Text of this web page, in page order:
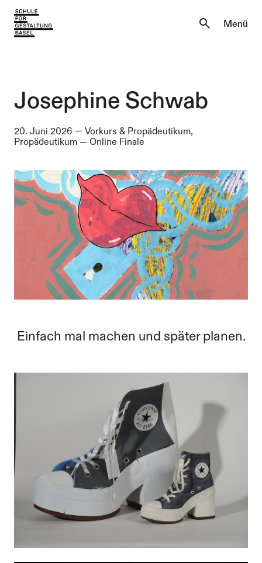
Einblicke
Lernen & Entdecken
Über uns
Institutionen
Menü
Aktuell
Lernen & Entdecken
Über uns
Josephine Schwab
20. Juni 2026 — Vorkurs & Propädeutikum,
Propädeutikum — Online Finale
Einfach mal machen und später planen.